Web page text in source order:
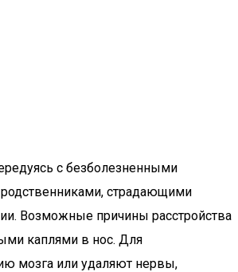
с безболезненными
страдающими
Возможные причины расстройства
каплями в нос. Для
мозга или удаляют нервы,